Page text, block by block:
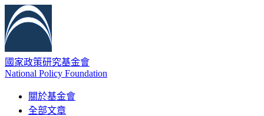
國家政策研究基金會
National Policy Foundation
關於基金會
全部文章